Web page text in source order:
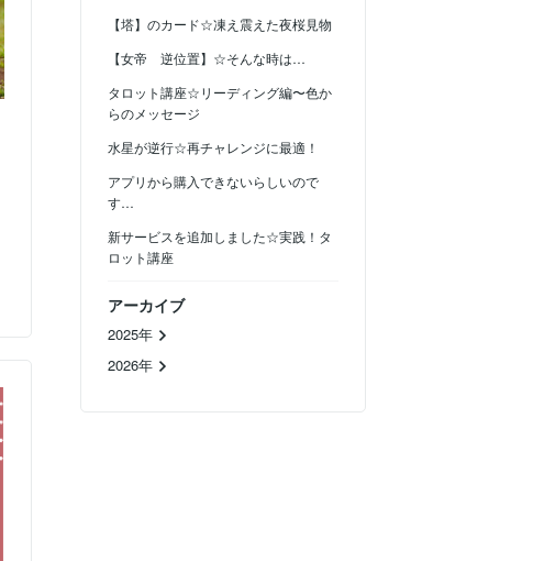
【塔】のカード☆凍え震えた夜桜見物
【女帝 逆位置】☆そんな時は…
タロット講座☆リーディング編〜色か
らのメッセージ
水星が逆行☆再チャレンジに最適！
アプリから購入できないらしいので
す…
新サービスを追加しました☆実践！タ
ロット講座
アーカイブ
2025年
2026年